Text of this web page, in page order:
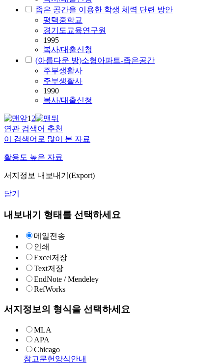
좁은 공간을 이용한 학생 체력 단련 방안
평택중학교
경기도교육연구원
1995
복사/대출신청
(아름다운 방)소형아파트-좁은공간
주부생활사
주부생활사
1990
복사/대출신청
12
연관 검색어 추천
이 검색어로 많이 본 자료
활용도 높은 자료
서지정보 내보내기(Export)
닫기
내보내기 형태를 선택하세요
메일전송
인쇄
Excel저장
Text저장
EndNote / Mendeley
RefWorks
서지정보의 형식을 선택하세요
MLA
APA
Chicago
참고문헌양식안내